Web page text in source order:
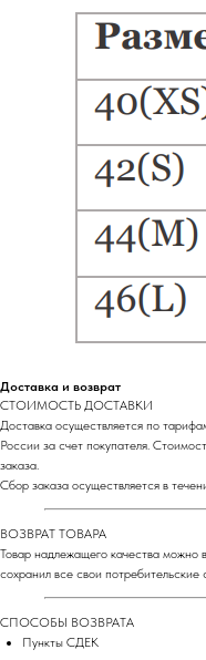
Доставка и возврат
СТОИМОСТЬ ДОСТАВКИ
Доставка осуществляется по
России за счет покупателя.
заказа.
Сбор заказа осуществляется в
ВОЗВРАТ ТОВАРА
Товар надлежащего качества можно
сохранил все свои
СПОСОБЫ ВОЗВРАТА
Пункты СДЕК